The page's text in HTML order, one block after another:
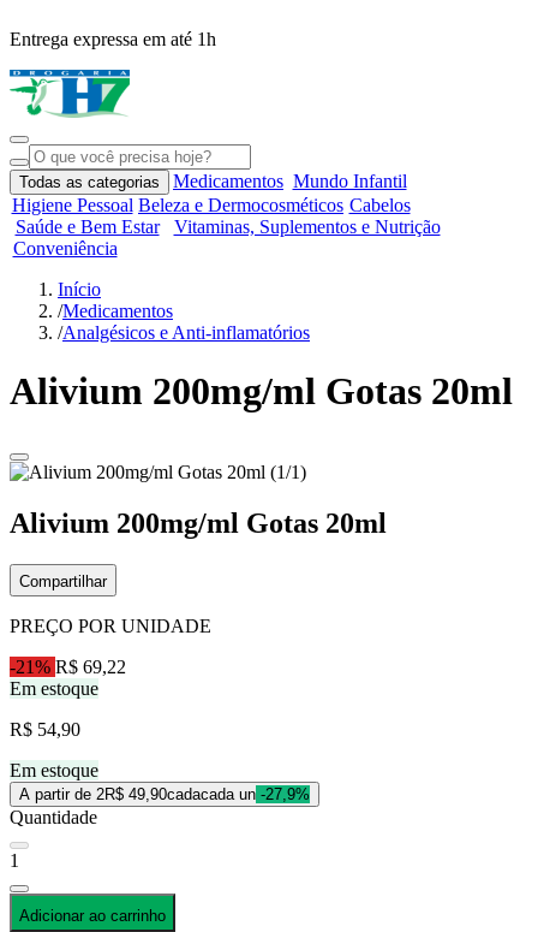
Entrega expressa em até 1h
Todas as categorias Medicamentos Mundo Infantil
Higiene Pessoal Beleza e Dermocosméticos Cabelos
Saúde e Bem Estar
Vitaminas, Suplementos e Nutrição
Conveniência
Início
/Medicamentos
/Analgésicos e Anti-inflamatórios
Alivium 200mg/ml Gotas 20ml
Alivium 200mg/ml Gotas 20ml
Compartilhar
PREÇO POR UNIDADE
-21% R$ 69,22
Em estoque
R$ 54,90
Em estoque
A partir de 2R$ 49,90cadacada un -27,9%
Quantidade
1
Adicionar ao carrinho